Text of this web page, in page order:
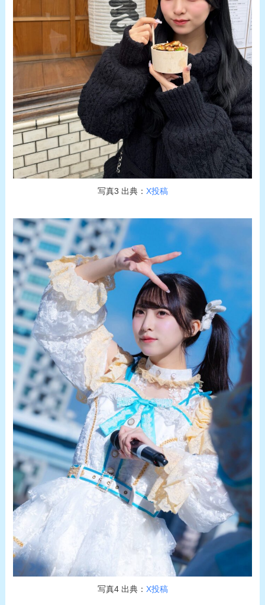
写真3 出典： X投稿
写真4 出典： X投稿